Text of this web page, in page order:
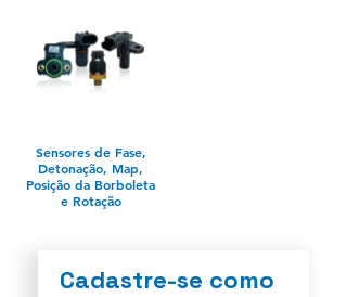
Sensores de Fase,
Detonação, Map,
Posição da Borboleta
e Rotação
Cadastre-se como